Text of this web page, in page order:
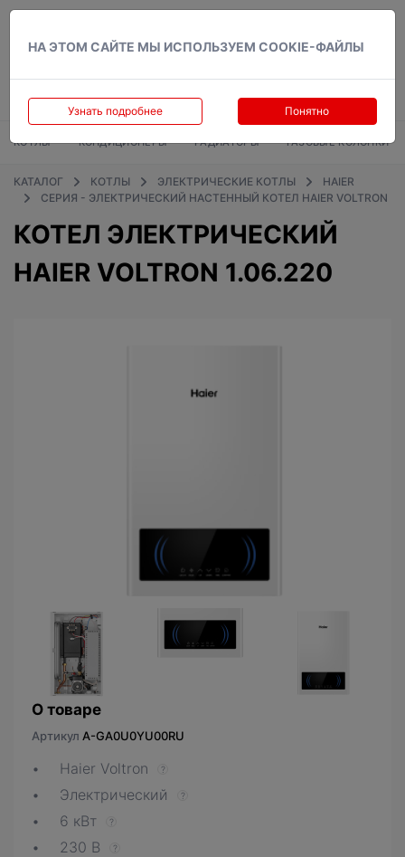
НА ЭТОМ САЙТЕ МЫ ИСПОЛЬЗУЕМ COOKIE-ФАЙЛЫ
Узнать подробнее Понятно
КОТЛЫ КОНДИЦИОНЕРЫ РАДИАТОРЫ ГАЗОВЫЕ КОЛОНКИ
КАТАЛОГ КОТЛЫ ЭЛЕКТРИЧЕСКИЕ КОТЛЫ
HAIER
СЕРИЯ - ЭЛЕКТРИЧЕСКИЙ НАСТЕННЫЙ КОТЕЛ HAIER VOLTRON
КОТЕЛ ЭЛЕКТРИЧЕСКИЙ
HAIER VOLTRON 1.06.220
О товаре
Артикул A-GA0U0YU00RU
Haier Voltron ?
Электрический ?
6 кВт ?
230 В ?